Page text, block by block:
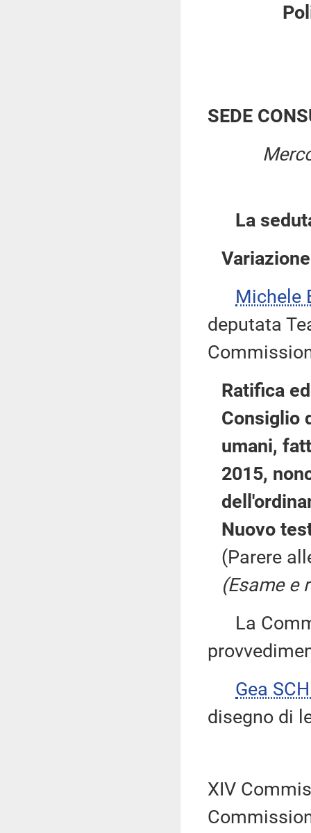
SEDE
La
Michele
deputata
Ratifica
Consiglio
umani,
2015,
Nuovo
(Parere
(Esame e
La
Gea
disegno di
XIV